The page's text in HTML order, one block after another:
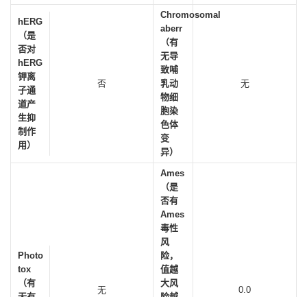
hERG
（是
否对
hERG
钾离
子通
道产
生抑
制作
用）
否
Chromosomal
aberr
（有
无导
致哺
乳动
物细
胞染
色体
变
异）
无
Photo
tox
（有
无
Ames
（是
否有
Ames
毒性
风
险，
值越
大风
0.0